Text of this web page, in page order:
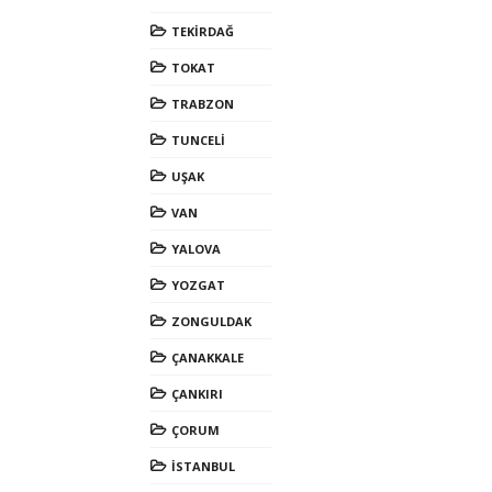
TEKİRDAĞ
TOKAT
TRABZON
TUNCELİ
UŞAK
VAN
YALOVA
YOZGAT
ZONGULDAK
ÇANAKKALE
ÇANKIRI
ÇORUM
İSTANBUL